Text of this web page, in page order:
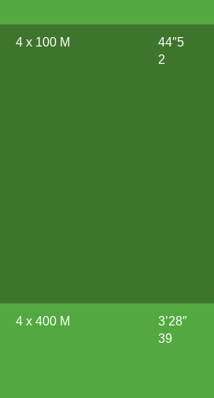
4 x 100 M
44″5
2
4 x 400 M
3’28″
39